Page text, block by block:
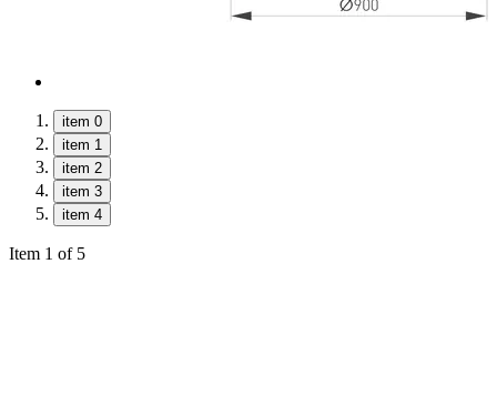
item 0
item 1
item 2
item 3
item 4
Item 1 of 5